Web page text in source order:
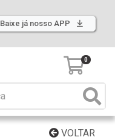
Baixe já nosso APP
0
VOLTAR